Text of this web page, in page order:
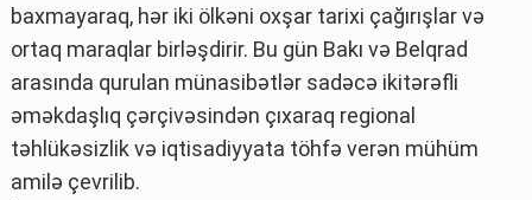
baxmayaraq, hər iki ölkəni oxşar tarixi çağırışlar və
ortaq maraqlar birləşdirir. Bu gün Bakı və Belqrad
arasında qurulan münasibətlər sadəcə ikitərəfli
əməkdaşlıq çərçivəsindən çıxaraq regional
təhlükəsizlik və iqtisadiyyata töhfə verən mühüm
amilə çevrilib.